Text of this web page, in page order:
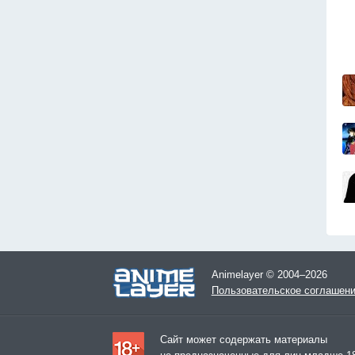
Animelayer © 2004–2026
Пользовательское
Сайт может содержать материалы